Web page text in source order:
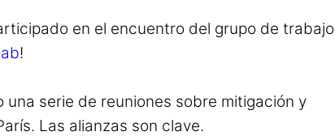
en el encuentro del grupo de trabajo
!
serie de reuniones sobre mitigación y
Las alianzas son clave.